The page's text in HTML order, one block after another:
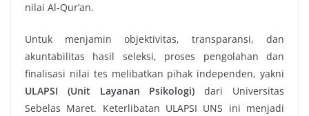
nilai Al-Qur’an.
Untuk menjamin objektivitas, transparansi, dan
akuntabilitas hasil seleksi, proses pengolahan dan
finalisasi nilai tes melibatkan pihak independen, yakni
ULAPSI (Unit Layanan Psikologi) dari Universitas
Sebelas Maret. Keterlibatan ULAPSI UNS ini menjadi